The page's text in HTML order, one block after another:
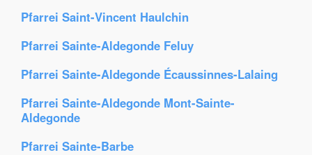
Pfarrei Saint-Vincent Haulchin
Pfarrei Sainte-Aldegonde Feluy
Pfarrei Sainte-Aldegonde Écaussinnes-Lalaing
Pfarrei Sainte-Aldegonde Mont-Sainte-
Aldegonde
Pfarrei Sainte-Barbe